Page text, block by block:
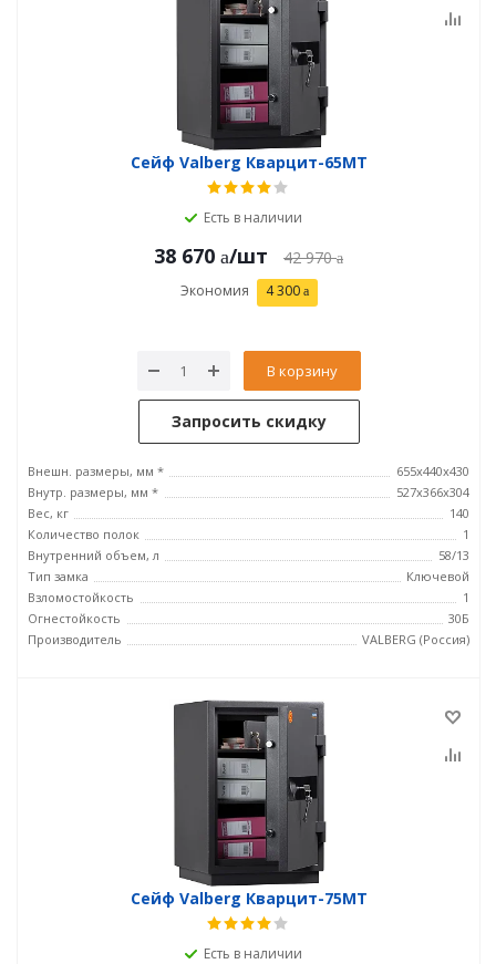
Сейф Valberg Кварцит-65MТ
Есть в наличии
38 670 /шт 42 970
Экономия 4 300
В корзину
Запросить скидку
Внешн. размеры, мм *
655х440х430
Внутр. размеры, мм *
527х366х304
Вес, кг
140
Количество полок
1
Внутренний объем, л
58/13
Тип замка
Ключевой
Взломостойкость
1
Огнестойкость
30Б
Производитель
VALBERG (Россия)
Сейф Valberg Кварцит-75MТ
Есть в наличии